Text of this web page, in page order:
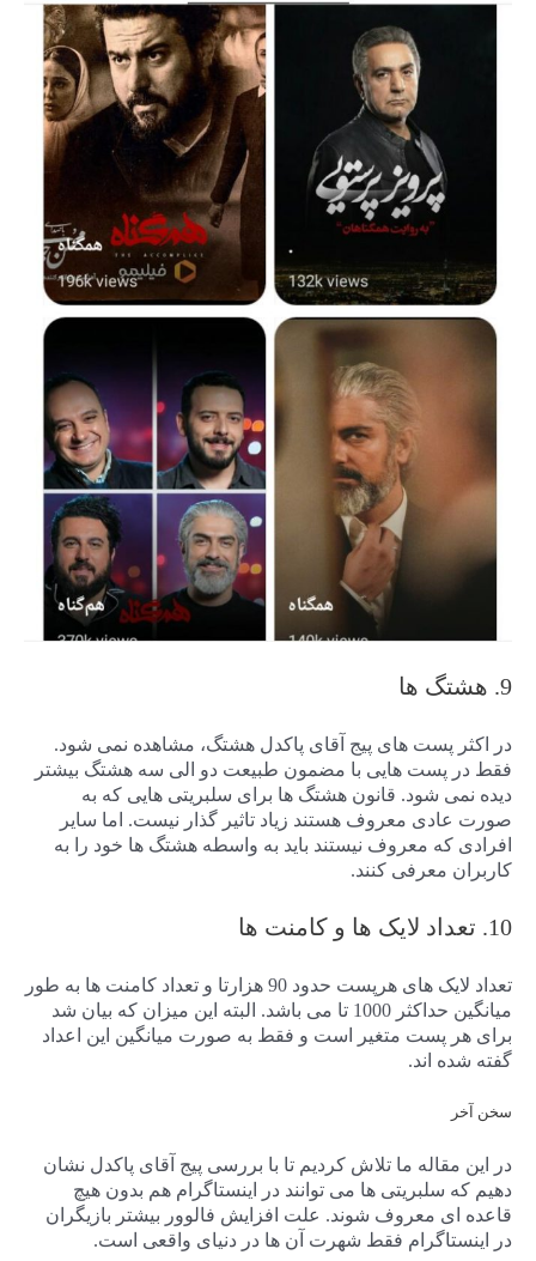
9. هشتگ ها
در اکثر پست های پیج آقای پاکدل هشتگ، مشاهده نمی شود.
فقط در پست هایی با مضمون طبیعت دو الی سه هشتگ بیشتر
دیده نمی شود. قانون هشتگ ها برای سلبریتی هایی که به
صورت عادی معروف هستند زیاد تاثیر گذار نیست. اما سایر
افرادی که معروف نیستند باید به واسطه هشتگ ها خود را به
کاربران معرفی کنند.
10. تعداد لایک ها و کامنت ها
تعداد لایک های هرپست حدود 90 هزارتا و تعداد کامنت ها به طور
میانگین حداکثر 1000 تا می باشد. البته این میزان که بیان شد
برای هر پست متغیر است و فقط به صورت میانگین این اعداد
گفته شده اند.
سخن آخر
در این مقاله ما تلاش کردیم تا با بررسی پیج آقای پاکدل نشان
دهیم که سلبریتی ها می توانند در اینستاگرام هم بدون هیچ
قاعده ای معروف شوند. علت افزایش فالوور بیشتر بازیگران
در اینستاگرام فقط شهرت آن ها در دنیای واقعی است.